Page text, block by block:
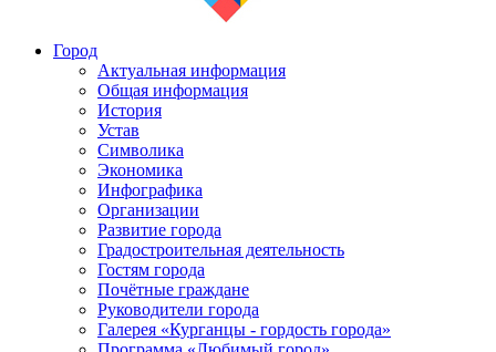
Город
Актуальная информация
Общая информация
История
Устав
Символика
Экономика
Инфографика
Организации
Развитие города
Градостроительная деятельность
Гостям города
Почётные граждане
Руководители города
Галерея «Курганцы - гордость города»